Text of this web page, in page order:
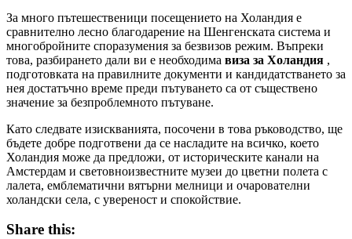
За много пътешественици посещението на Холандия е
сравнително лесно благодарение на Шенгенската система и
многобройните споразумения за безвизов режим. Въпреки
това, разбирането дали ви е необходима виза за Холандия ,
подготовката на правилните документи и кандидатстването за
нея достатъчно време преди пътуването са от съществено
значение за безпроблемното пътуване.
Като следвате изискванията, посочени в това ръководство, ще
бъдете добре подготвени да се насладите на всичко, което
Холандия може да предложи, от историческите канали на
Амстердам и световноизвестните музеи до цветни полета с
лалета, емблематични вятърни мелници и очарователни
холандски села, с увереност и спокойствие.
Share this: